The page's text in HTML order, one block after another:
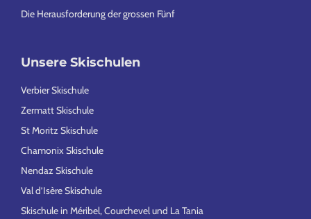
Die Herausforderung der grossen Fünf
Unsere Skischulen
Verbier Skischule
Zermatt Skischule
St Moritz Skischule
Chamonix Skischule
Nendaz Skischule
Val d’Isère Skischule
Skischule in Méribel, Courchevel und La Tania